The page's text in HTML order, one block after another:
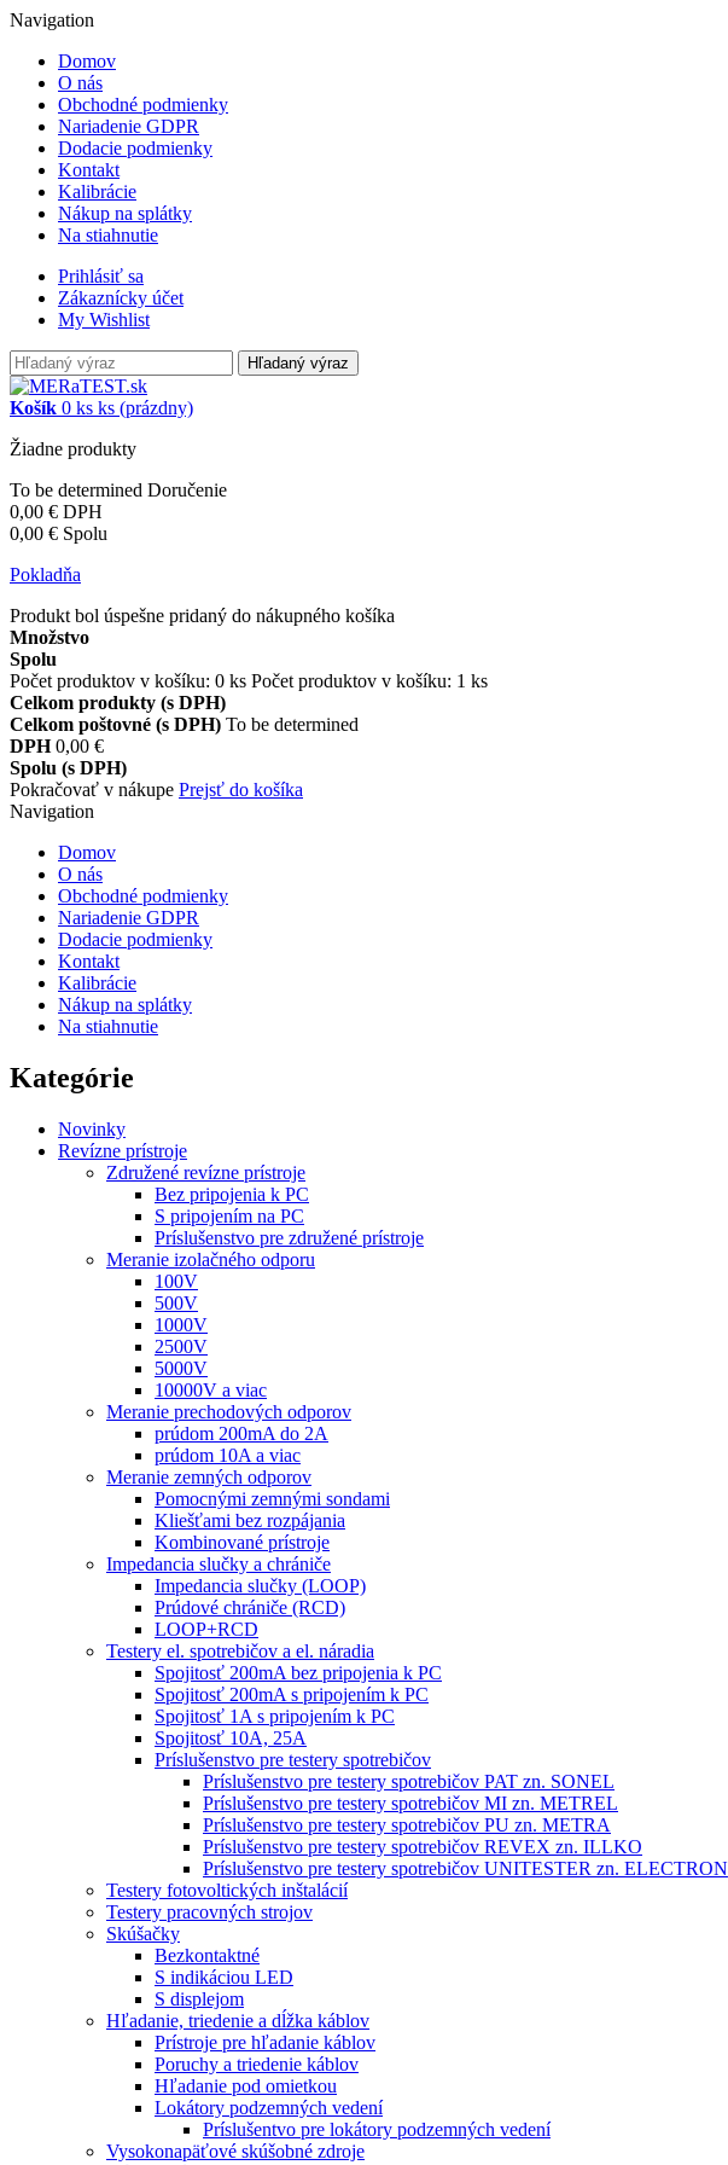
Navigation
Domov
O nás
Obchodné podmienky
Nariadenie GDPR
Dodacie podmienky
Kontakt
Kalibrácie
Nákup na splátky
Na stiahnutie
Prihlásiť sa
Zákaznícky účet
My Wishlist
Hľadaný výraz
Košík 0 ks ks (prázdny)
Žiadne produkty
To be determined Doručenie
0,00 € DPH
0,00 € Spolu
Pokladňa
Produkt bol úspešne pridaný do nákupného košíka
Množstvo
Spolu
Počet produktov v košíku: 0 ks Počet produktov v košíku: 1 ks
Celkom produkty (s DPH)
Celkom poštovné (s DPH) To be determined
DPH 0,00 €
Spolu (s DPH)
Pokračovať v nákupe Prejsť do košíka
Navigation
Domov
O nás
Obchodné podmienky
Nariadenie GDPR
Dodacie podmienky
Kontakt
Kalibrácie
Nákup na splátky
Na stiahnutie
Kategórie
Novinky
Revízne prístroje
Združené revízne prístroje
Bez pripojenia k PC
S pripojením na PC
Príslušenstvo pre združené prístroje
Meranie izolačného odporu
100V
500V
1000V
2500V
5000V
10000V a viac
Meranie prechodových odporov
prúdom 200mA do 2A
prúdom 10A a viac
Meranie zemných odporov
Pomocnými zemnými sondami
Kliešťami bez rozpájania
Kombinované prístroje
Impedancia slučky a chrániče
Impedancia slučky (LOOP)
Prúdové chrániče (RCD)
LOOP+RCD
Testery el. spotrebičov a el. náradia
Spojitosť 200mA bez pripojenia k PC
Spojitosť 200mA s pripojením k PC
Spojitosť 1A s pripojením k PC
Spojitosť 10A, 25A
Príslušenstvo pre testery spotrebičov
Príslušenstvo pre testery spotrebičov PAT zn. SONEL
Príslušenstvo pre testery spotrebičov MI zn. METREL
Príslušenstvo pre testery spotrebičov PU zn. METRA
Príslušenstvo pre testery spotrebičov REVEX zn. ILLKO
Príslušenstvo pre testery spotrebičov UNITESTER zn. ELECTRON
Testery fotovoltických inštalácií
Testery pracovných strojov
Skúšačky
Bezkontaktné
S indikáciou LED
S displejom
Hľadanie, triedenie a dĺžka káblov
Prístroje pre hľadanie káblov
Poruchy a triedenie káblov
Hľadanie pod omietkou
Lokátory podzemných vedení
Príslušentvo pre lokátory podzemných vedení
Vysokonapäťové skúšobné zdroje